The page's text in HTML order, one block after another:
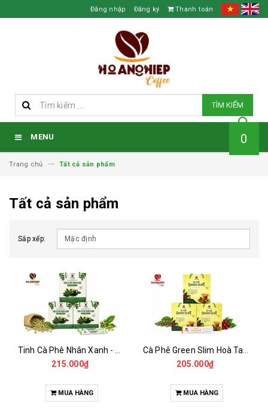
Đăng nhập Đăng ký Thanh toán
TÌM KIẾM
MENU 0
Trang chủ Tất cả sản phẩm
Tất cả sản phẩm
Sắp xếp:
215.000₫
MUA HÀNG
205.000₫
MUA HÀNG